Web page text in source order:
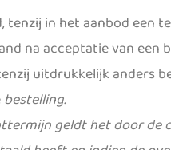
tenzij in het aanbod een
na acceptatie van een
uitdrukkelijk anders
bestelling.
geldt het door